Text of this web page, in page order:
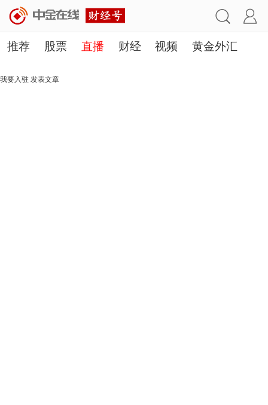
推荐 股票 直播 财经 视频 黄金外汇
理财 行业
我要入驻 发表文章